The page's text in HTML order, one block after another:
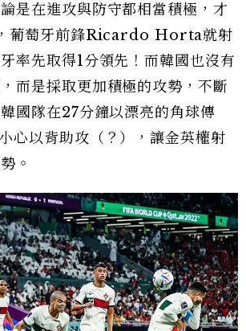
是在進攻與防守都相當積極，才
葡萄牙前鋒Ricardo Horta就射
率先取得1分領先！而韓國也沒有
而是採取更加積極的攻勢，不斷
國隊在27分鐘以漂亮的角球傳
心以背助攻（？），讓金英權射
。